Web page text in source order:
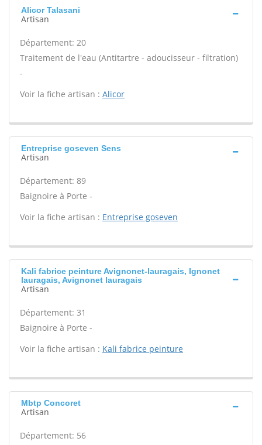
Alicor Talasani
Artisan
Département: 20
Traitement de l'eau (Antitartre - adoucisseur - filtration)
-
Voir la fiche artisan : Alicor
Entreprise goseven Sens
Artisan
Département: 89
Baignoire à Porte -
Voir la fiche artisan : Entreprise goseven
Kali fabrice peinture Avignonet-lauragais, Ignonet
lauragais, Avignonet lauragais
Artisan
Département: 31
Baignoire à Porte -
Voir la fiche artisan : Kali fabrice peinture
Mbtp Concoret
Artisan
Département: 56